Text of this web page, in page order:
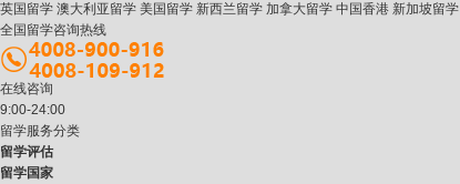
英国留学 澳大利亚留学 美国留学 新西兰留学 加拿大留学 中国香港 新加坡留学
全国留学咨询热线
在线咨询
9:00-24:00
留学服务分类
留学评估
留学国家